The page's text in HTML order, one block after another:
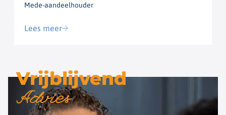
Mede-aandeelhouder
Lees meer
Vrijblijvend
Advies